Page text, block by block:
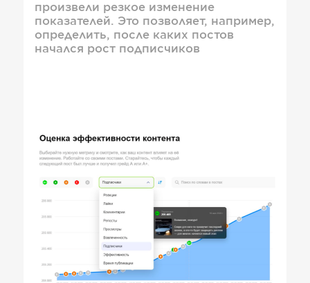
произвели резкое изменение
показателей. Это позволяет, например,
определить, после каких постов
начался рост подписчиков